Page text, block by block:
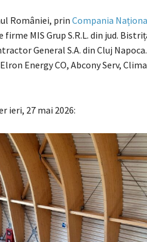
României, prin Compania
MIS Grup S.R.L. din jud.
General S.A. din Cluj
Energy CO, Abcony Serv,
ieri, 27 mai 2026: